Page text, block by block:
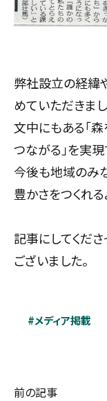
弊社設立の経緯
めていただきまし
文中にもある「
つながる」を実現
今後も地域のみ
豊かさをつくれ
記事にしてくだ
ございました。
#メディア掲載
前の記事